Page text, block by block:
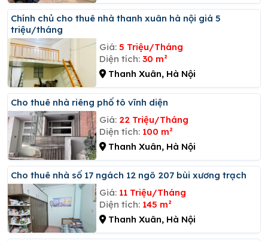
Chính chủ cho thuê nhà thanh xuân hà nội giá 5
triệu/tháng
Giá: 5 Triệu/Tháng
Diện tích: 30 m²
Thanh Xuân, Hà Nội
Cho thuê nhà riêng phố tô vĩnh diện
Giá: 22 Triệu/Tháng
Diện tích: 100 m²
Thanh Xuân, Hà Nội
Cho thuê nhà số 17 ngách 12 ngõ 207 bùi xương trạch
Giá: 11 Triệu/Tháng
Diện tích: 145 m²
Thanh Xuân, Hà Nội